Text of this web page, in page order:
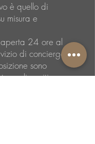
è quello di
misura e
24 ore al
di concierge
sono
gli ospiti,